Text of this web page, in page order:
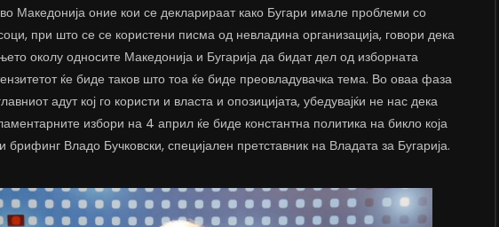
Македонија оние кои се декларираат како Бугари имале проблеми со
при што се се користени писма од невладина организација, говори дека
околу односите Македонија и Бугарија да бидат дел од изборната
ќе биде таков што тоа ќе биде преовладувачка тема. Во оваа фаза
адут кој го користи и власта и опозицијата, убедувајќи не нас дека
избори на 4 април ќе биде константна политика на бикло која
брифинг Владо Бучковски, специјален претставник на Владата за Бугарија.